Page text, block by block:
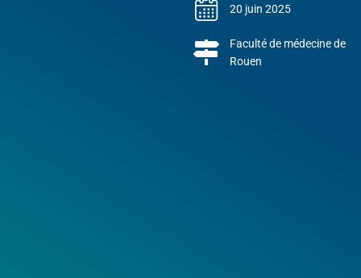
20 juin 2025
Faculté de médecine de
Rouen